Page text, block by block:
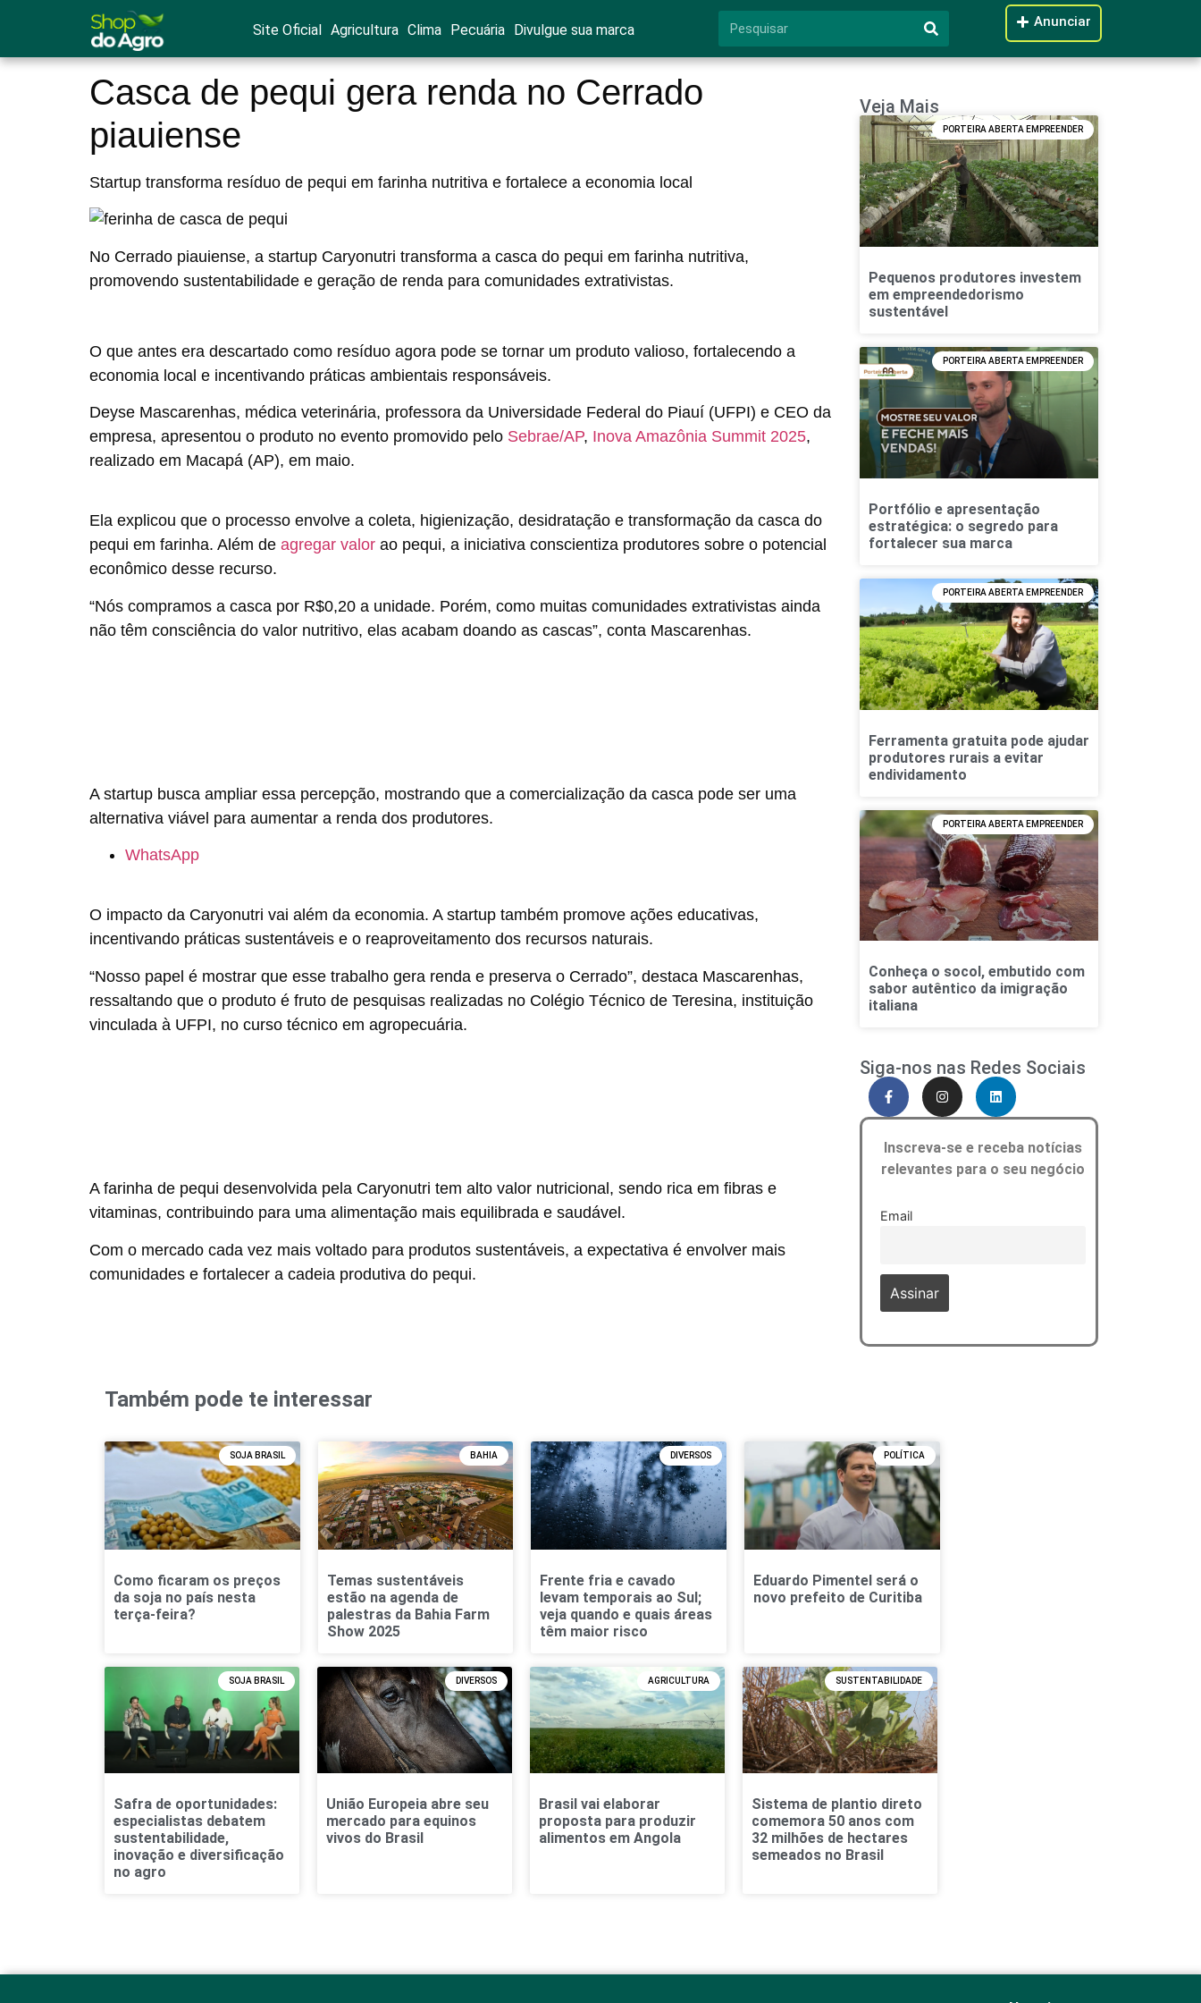
Site Oficial Agricultura Clima Pecuária Divulgue sua marca Anunciar
Casca de pequi gera renda no Cerrado
piauiense
Startup transforma resíduo de pequi em farinha nutritiva e fortalece a economia local
No Cerrado piauiense, a startup Caryonutri transforma a casca do pequi em farinha nutritiva,
promovendo sustentabilidade e geração de renda para comunidades extrativistas.
O que antes era descartado como resíduo agora pode se tornar um produto valioso, fortalecendo a
economia local e incentivando práticas ambientais responsáveis.
Deyse Mascarenhas, médica veterinária, professora da Universidade Federal do Piauí (UFPI) e CEO da
empresa, apresentou o produto no evento promovido pelo Sebrae/AP, Inova Amazônia Summit 2025,
realizado em Macapá (AP), em maio.
Ela explicou que o processo envolve a coleta, higienização, desidratação e transformação da casca do
pequi em farinha. Além de agregar valor ao pequi, a iniciativa conscientiza produtores sobre o potencial
econômico desse recurso.
“Nós compramos a casca por R$0,20 a unidade. Porém, como muitas comunidades extrativistas ainda
não têm consciência do valor nutritivo, elas acabam doando as cascas”, conta Mascarenhas.
A startup busca ampliar essa percepção, mostrando que a comercialização da casca pode ser uma
alternativa viável para aumentar a renda dos produtores.
WhatsApp
O impacto da Caryonutri vai além da economia. A startup também promove ações educativas,
incentivando práticas sustentáveis e o reaproveitamento dos recursos naturais.
“Nosso papel é mostrar que esse trabalho gera renda e preserva o Cerrado”, destaca Mascarenhas,
ressaltando que o produto é fruto de pesquisas realizadas no Colégio Técnico de Teresina, instituição
vinculada à UFPI, no curso técnico em agropecuária.
A farinha de pequi desenvolvida pela Caryonutri tem alto valor nutricional, sendo rica em fibras e
vitaminas, contribuindo para uma alimentação mais equilibrada e saudável.
Com o mercado cada vez mais voltado para produtos sustentáveis, a expectativa é envolver mais
comunidades e fortalecer a cadeia produtiva do pequi.
Veja Mais
PORTEIRA ABERTA EMPREENDER
Pequenos produtores investem
em empreendedorismo
sustentável
PORTEIRA ABERTA EMPREENDER
Portfólio e apresentação
estratégica: o segredo para
fortalecer sua marca
PORTEIRA ABERTA EMPREENDER
Ferramenta gratuita pode ajudar
produtores rurais a evitar
endividamento
PORTEIRA ABERTA EMPREENDER
Conheça o socol, embutido com
sabor autêntico da imigração
italiana
Siga-nos nas Redes Sociais
Inscreva-se e receba notícias
relevantes para o seu negócio
Email
Também pode te interessar
SOJA BRASIL
Como ficaram os preços
da soja no país nesta
terça-feira?
BAHIA
Temas sustentáveis
estão na agenda de
palestras da Bahia Farm
Show 2025
DIVERSOS
Frente fria e cavado
levam temporais ao Sul;
veja quando e quais áreas
têm maior risco
POLÍTICA
Eduardo Pimentel será o
novo prefeito de Curitiba
SOJA BRASIL
Safra de oportunidades:
especialistas debatem
sustentabilidade,
inovação e diversificação
no agro
DIVERSOS
União Europeia abre seu
mercado para equinos
vivos do Brasil
AGRICULTURA
Brasil vai elaborar
proposta para produzir
alimentos em Angola
SUSTENTABILIDADE
Sistema de plantio direto
comemora 50 anos com
32 milhões de hectares
semeados no Brasil